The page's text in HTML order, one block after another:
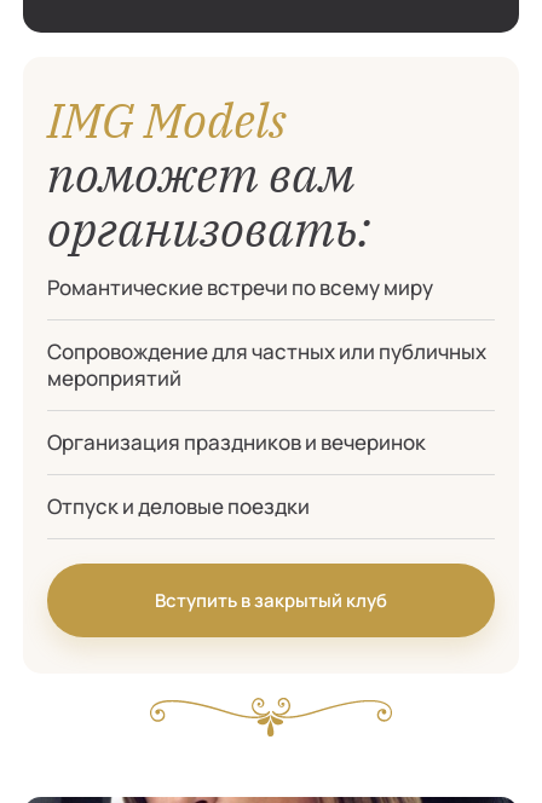
IMG Models
поможет вам
организовать:
Романтические встречи по всему миру
Сопровождение для частных или публичных
мероприятий
Организация праздников и вечеринок
Отпуск и деловые поездки
Вступить в закрытый клуб